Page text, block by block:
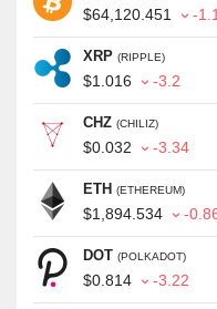
$64,120.451 -
XRP (RIPPLE)
$1.016 -3.2
CHZ (CHILIZ)
$0.032 -3.34
ETH (ETHEREUM)
$1,894.534 -
DOT (POLKADOT)
$0.814 -3.22